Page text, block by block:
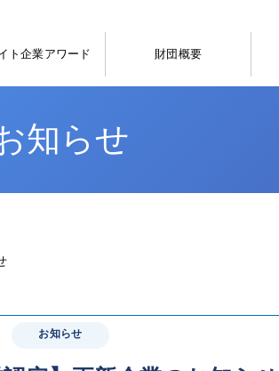
ト企業アワード 財団概要
知らせ
お知らせ